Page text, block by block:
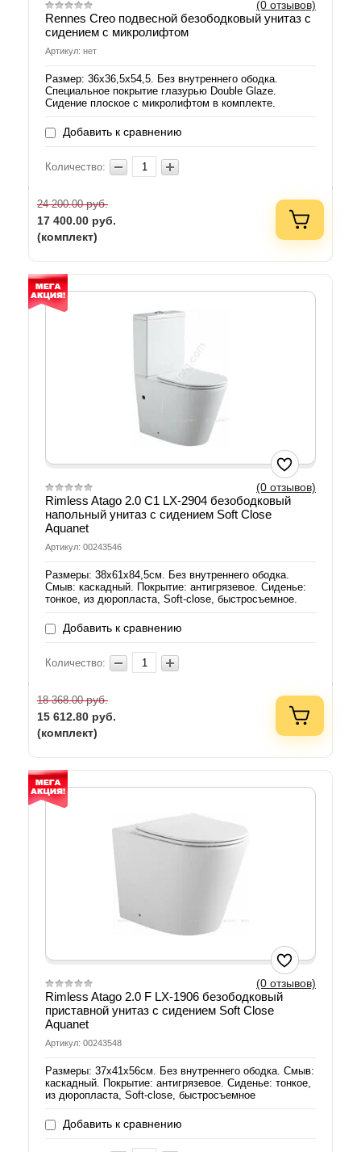
(0 отзывов)
Rennes Creo подвесной безободковый унитаз с
сидением с микролифтом
Артикул: нет
Размер: 36х36,5х54,5. Без внутреннего ободка.
Специальное покрытие глазурью Double Glaze.
Сидение плоское с микролифтом в комплекте.
Добавить к сравнению
Количество:
24 200.00руб.
17 400.00 руб.
(комплект)
(0 отзывов)
Rimless Atago 2.0 C1 LX-2904 безободковый
напольный унитаз с сидением Soft Close
Aquanet
Артикул: 00243546
Размеры: 38х61х84,5см. Без внутреннего ободка.
Смыв: каскадный. Покрытие: антигрязевое. Сиденье:
тонкое, из дюропласта, Soft-close, быстросъемное.
Добавить к сравнению
Количество:
18 368.00руб.
15 612.80 руб.
(комплект)
(0 отзывов)
Rimless Atago 2.0 F LX-1906 безободковый
приставной унитаз с сидением Soft Close
Aquanet
Артикул: 00243548
Размеры: 37х41х56см. Без внутреннего ободка. Смыв:
каскадный. Покрытие: антигрязевое. Сиденье: тонкое,
из дюропласта, Soft-close, быстросъемное
Добавить к сравнению